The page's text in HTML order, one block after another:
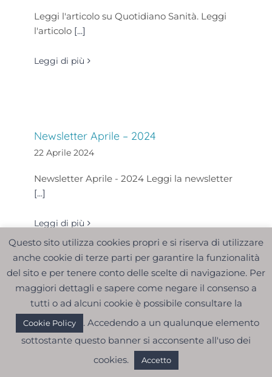
Leggi l'articolo su Quotidiano Sanità. Leggi
l'articolo [...]
Leggi di più
Newsletter Aprile – 2024
22 Aprile 2024
Newsletter Aprile - 2024 Leggi la newsletter
[...]
Leggi di più
WEBINAR – DE-PRESCRIZIONE
ESPERIENZE A CONFRONTO PER
LAVORARE IN RETE – Webinar: giovedì 9
maggio 17:30-19:30
Questo sito utilizza cookies propri e si riserva di utilizzare
anche cookie di terze parti per garantire la funzionalità
del sito e per tenere conto delle scelte di navigazione. Per
maggiori dettagli e sapere come negare il consenso a
tutti o ad alcuni cookie è possibile consultare la
Cookie Policy
. Accedendo a un qualunque elemento
sottostante questo banner si acconsente all'uso dei
cookies.
Accetto